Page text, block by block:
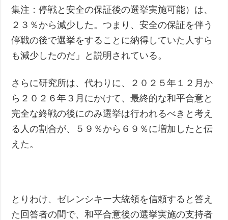
集注：停戦と安全の保証後の選挙実施可能）は、
２３％から減少した。つまり、安全の保証を伴う
停戦の後で選挙をすることに納得していた人すら
も減少したのだ」と説明されている。
さらに研究所は、代わりに、２０２５年１２月か
ら２０２６年３月にかけて、最終的な和平合意と
完全な終戦の後にのみ選挙は行われるべきと考え
る人の割合が、５９％から６９％に増加したと伝
えた。
とりわけ、ゼレンシキー大統領を信頼すると答え
た回答者の間で、和平合意後の選挙実施の支持者